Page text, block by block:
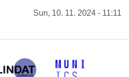
Sun, 10. 11. 2024 - 11:11